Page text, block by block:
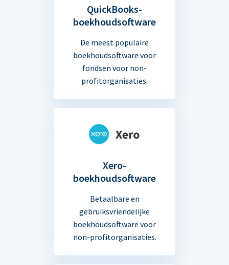
QuickBooks-
boekhoudsoftware
De meest populaire
boekhoudsoftware voor
fondsen voor non-
profitorganisaties.
Xero-
boekhoudsoftware
Betaalbare en
gebruiksvriendelijke
boekhoudsoftware voor
non-profitorganisaties.